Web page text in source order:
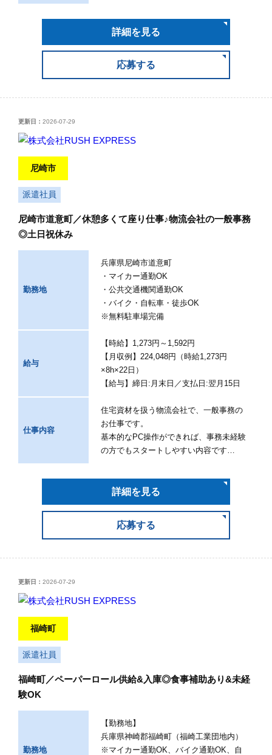
詳細を見る
応募する
更新日： 2026-07-29
尼崎市
派遣社員
尼崎市道意町／休憩多くて座り仕事♪物流会社の一般事務
◎土日祝休み
勤務地
兵庫県尼崎市道意町
・マイカー通勤OK
・公共交通機関通勤OK
・バイク・自転車・徒歩OK
※無料駐車場完備
給与
【時給】1,273円～1,592円
【月収例】224,048円（時給1,273円
×8h×22日）
【給与】締日:月末日／支払日:翌月15日
仕事内容
住宅資材を扱う物流会社で、一般事務の
お仕事です。
基本的なPC操作ができれば、事務未経験
の方でもスタートしやすい内容です…
詳細を見る
応募する
更新日： 2026-07-29
福崎町
派遣社員
福崎町／ペーパーロール供給&入庫◎食事補助あり&未経
験OK
勤務地
【勤務地】
兵庫県神崎郡福崎町（福崎工業団地内）
※マイカー通勤OK、バイク通勤OK、自